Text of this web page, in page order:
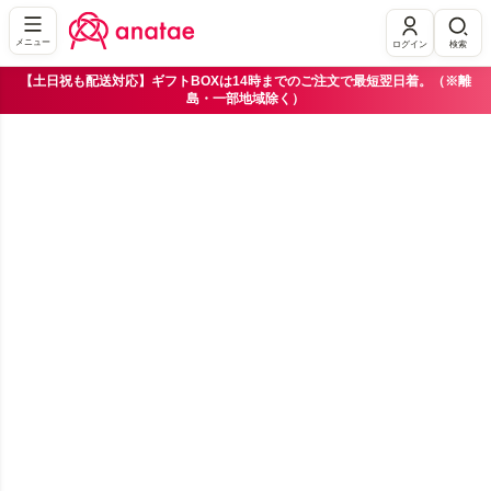
メニュー ログイン 検索
【土日祝も配送対応】ギフトBOXは14時までのご注文で最短翌日着。（※離
島・一部地域除く）